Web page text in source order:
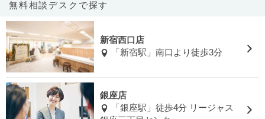
無料相談デスクで探す
新宿西口店
「新宿駅」南口より徒歩3分
銀座店
「銀座駅」徒歩4分 リージャス